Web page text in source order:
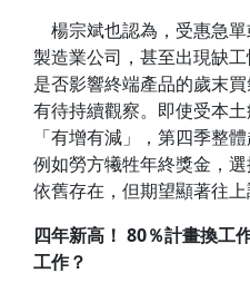
楊宗斌也認為，受惠急
製造業公司，甚至出現缺
是否影響終端產品的歲末
有待持續觀察。即使受本
「有增有減」，第四季整
例如勞方犧牲年終獎金，
依舊存在，但期望顯著往上
四年新高！ 80％計畫換工
工作？